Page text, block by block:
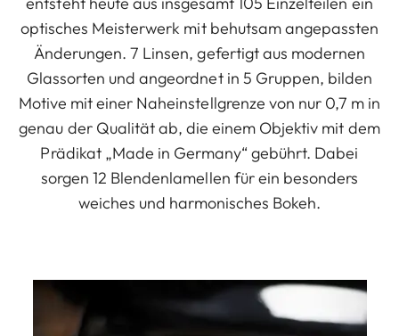
optisches Meisterwerk mit behutsam angepassten
Änderungen. 7 Linsen, gefertigt aus modernen
Glassorten und angeordnet in 5 Gruppen, bilden
Motive mit einer Naheinstellgrenze von nur 0,7 m in
genau der Qualität ab, die einem Objektiv mit dem
Prädikat „Made in Germany“ gebührt. Dabei
sorgen 12 Blendenlamellen für ein besonders
weiches und harmonisches Bokeh.